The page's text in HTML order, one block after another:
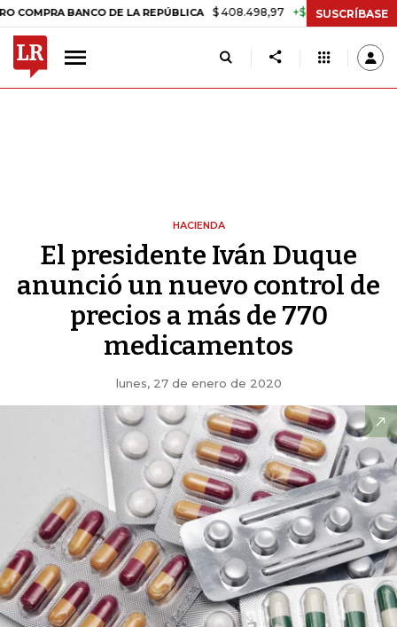
BANCO DE LA REPÚBLICA $ 408.498,97 +$ 8.753,81 +2,19%
SUSCRÍBASE
HACIENDA
El presidente Iván Duque
anunció un nuevo control de
precios a más de 770
medicamentos
lunes, 27 de enero de 2020